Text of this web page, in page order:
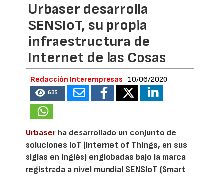
Urbaser desarrolla
SENSIoT, su propia
infraestructura de
Internet de las Cosas
Redacción Interempresas 10/06/2020
635
Urbaserha desarrollado un conjunto de
soluciones IoT (Internet of Things, en sus
siglas en inglés) englobadas bajo la marca
registrada a nivel mundial SENSIoT (Smart